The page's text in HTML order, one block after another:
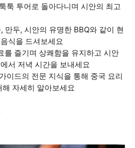
툭 투어로 돌아다니며 시안의 최고
만두, 시안의 유명한 BBQ와 같이 현
식을 드셔보세요
를 즐기며 상쾌함을 유지하고 시안
서 저녁 시간을 보내세요
이드의 전문 지식을 통해 중국 요리
자세히 알아보세요